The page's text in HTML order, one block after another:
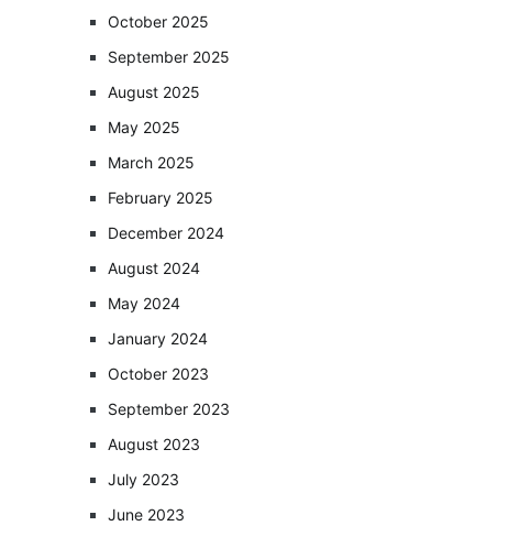
October 2025
September 2025
August 2025
May 2025
March 2025
February 2025
December 2024
August 2024
May 2024
January 2024
October 2023
September 2023
August 2023
July 2023
June 2023